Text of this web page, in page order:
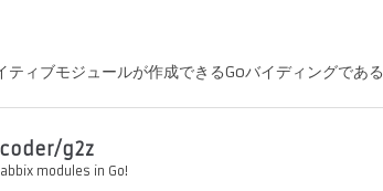
ィブモジュールが作成できるGoバイディングである
g2z
modules in Go!